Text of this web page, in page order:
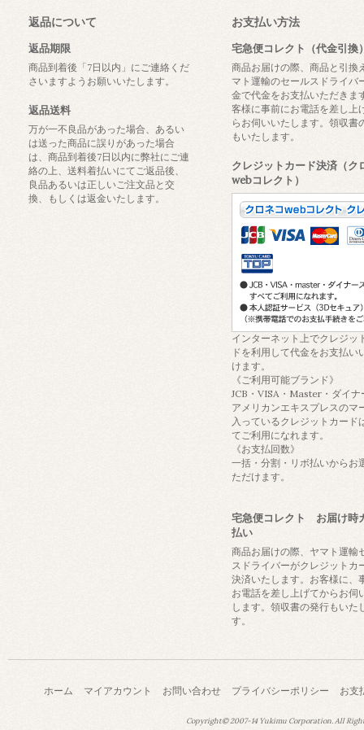
返品について
返品期限
商品到着後「7日以内」にご連絡くだ
さいますようお願いいたします。
返品送料
万が一不良品があった場合、あるい
は送った商品に誤りがあった場合
は、商品到着後7日以内に弊社にご連
絡の上、送料着払いにてご返品後、
良品あるいは正しいご注文品と交
換、もしくは返金いたします。
お支払い方法
宅急便コレクト（代金引換
商品お届けの際、商品と引換
マト運輸のセールスドライバ
金で代金をお支払いただきま
客様に事前にお電話を差し上
らお伺いいたします。領収書
もいたします。
クレジットカード決済（ク
webコレクト）
インターネット上でクレジッ
ドを利用して代金をお支払い
けます。
《ご利用可能ブランド》
JCB・VISA・Master・ダイナ
アメリカンエキスプレスのマ
入っているクレジットカード
てご利用になれます。
《お支払回数》
一括・分割・リボ払いからお
ただけます。
宅急便コレクト お届け時
払い
商品お届けの際、ヤマト運輸
スドライバーがクレジットカ
決済いたします。お客様に、
お電話を差し上げてからお伺
します。領収書の発行もいた
す。
ホーム マイアカウント お問い合わせ プライバシーポリシー お支
Copyright© 2007-14Yukimu Corporation.All